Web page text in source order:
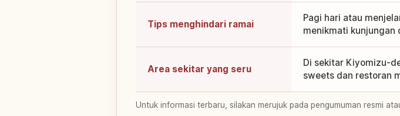
Tips menghindari ramai
Pagi hari atau
menikmati kunjungan
Area sekitar yang seru
Di sekitar Kiyomizu-
sweets dan restoran
Untuk informasi terbaru, silakan merujuk pada pengumuman resmi